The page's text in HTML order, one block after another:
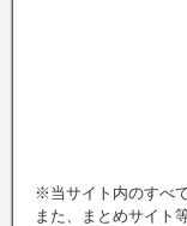
※当サイト内のすべ
また、まとめサイト